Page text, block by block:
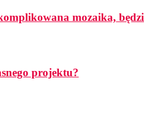
mozaika,
projektu?